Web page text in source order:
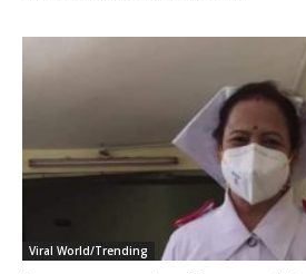
Viral World/Trending